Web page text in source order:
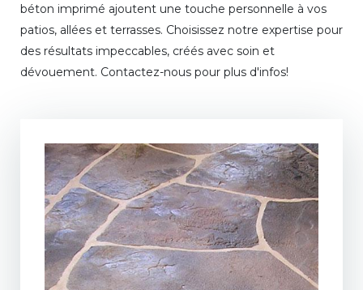
béton imprimé ajoutent une touche personnelle à vos
patios, allées et terrasses. Choisissez notre expertise pour
des résultats impeccables, créés avec soin et
dévouement. Contactez-nous pour plus d'infos!